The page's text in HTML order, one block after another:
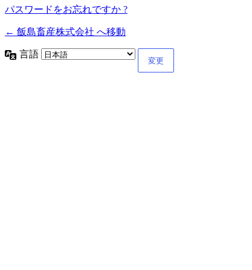
パスワードをお忘れですか ?
← 飯島畜産株式会社 へ移動
言語